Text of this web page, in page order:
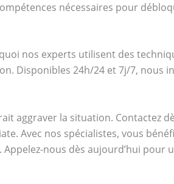
nécessaires pour
nos experts utilisent des
Disponibles 24h/24 et 7j/7, nous
aggraver la situation. Contactez
Avec nos spécialistes, vous
nous dès aujourd’hui